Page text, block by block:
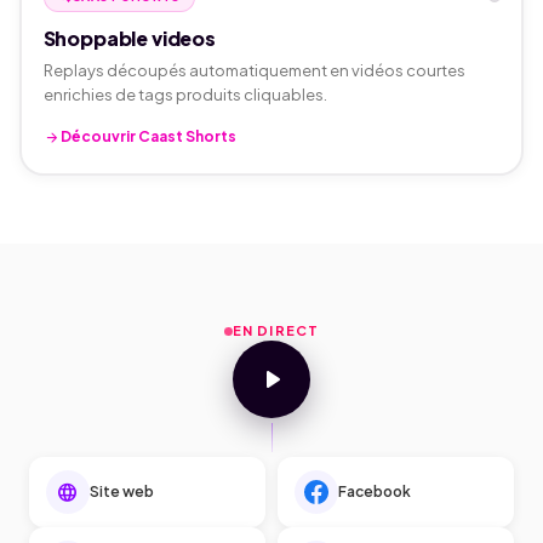
Shoppable videos
Replays découpés automatiquement en vidéos courtes
enrichies de tags produits cliquables.
arrow_forward Découvrir Caast Shorts
EN DIRECT
play_arrow
language Site web Facebook